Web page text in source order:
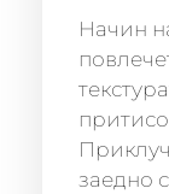
Начин
заедно